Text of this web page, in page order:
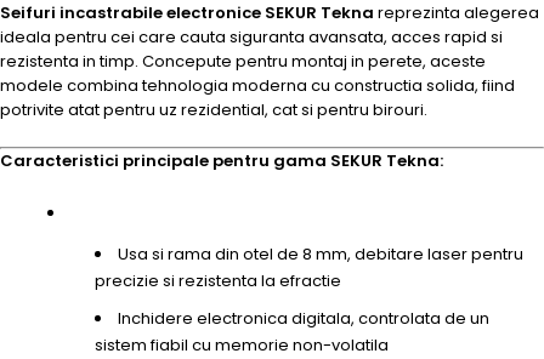
Seifuri incastrabile electronice SEKUR Tekna reprezinta alegerea
ideala pentru cei care cauta siguranta avansata, acces rapid si
rezistenta in timp. Concepute pentru montaj in perete, aceste
modele combina tehnologia moderna cu constructia solida, fiind
potrivite atat pentru uz rezidential, cat si pentru birouri.
Caracteristici principale pentru gama SEKUR Tekna:
Usa si rama din otel de 8 mm, debitare laser pentru
precizie si rezistenta la efractie
Inchidere electronica digitala, controlata de un
sistem fiabil cu memorie non-volatila